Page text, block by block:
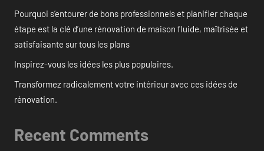
Pourquoi s’entourer de bons professionnels et planifier chaque
étape est la clé d’une rénovation de maison fluide, maîtrisée et
satisfaisante sur tous les plans
Inspirez-vous les idées les plus populaires.
Transformez radicalement votre intérieur avec ces idées de
rénovation.
Recent Comments